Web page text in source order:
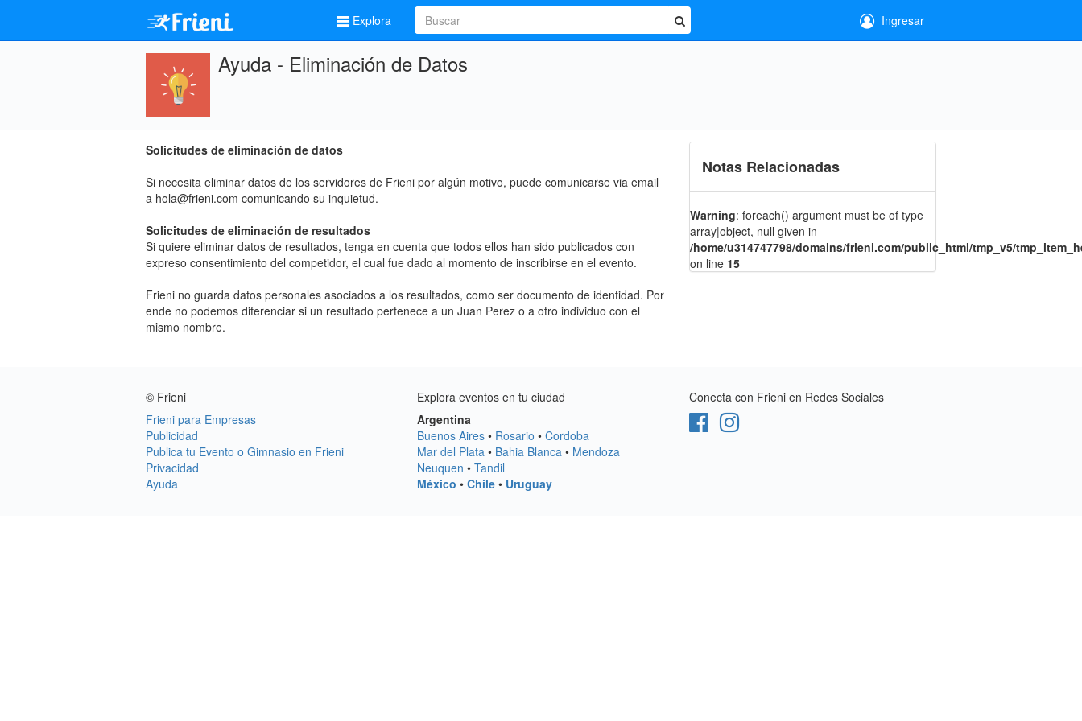
Explora Ingresar
Ayuda - Eliminación de Datos
Solicitudes de eliminación de datos
Si necesita eliminar datos de los servidores de Frieni por algún motivo, puede comunicarse via email
a hola@frieni.com comunicando su inquietud.
Solicitudes de eliminación de resultados
Si quiere eliminar datos de resultados, tenga en cuenta que todos ellos han sido publicados con
expreso consentimiento del competidor, el cual fue dado al momento de inscribirse en el evento.
Frieni no guarda datos personales asociados a los resultados, como ser documento de identidad. Por
ende no podemos diferenciar si un resultado pertenece a un Juan Perez o a otro individuo con el
mismo nombre.
Notas Relacionadas
Warning: foreach() argument must be of type
array|object, null given in
/home/u314747798/domains/frieni.com/public_html/tmp_v5/
on line 15
© Frieni
Frieni para Empresas
Publicidad
Publica tu Evento o Gimnasio en Frieni
Privacidad
Ayuda
Explora eventos en tu ciudad
Argentina
Buenos Aires • Rosario •Cordoba
Mar del Plata • Bahia Blanca • Mendoza
Neuquen •Tandil
México •Chile • Uruguay
Conecta con Frieni en Redes Sociales